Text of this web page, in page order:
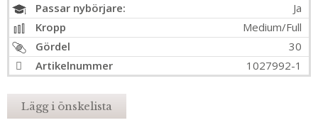
Passar nybörjare:
Ja
Kropp
Medium/Full
Gördel
30
Artikelnummer
1027992-1
Lägg i önskelista